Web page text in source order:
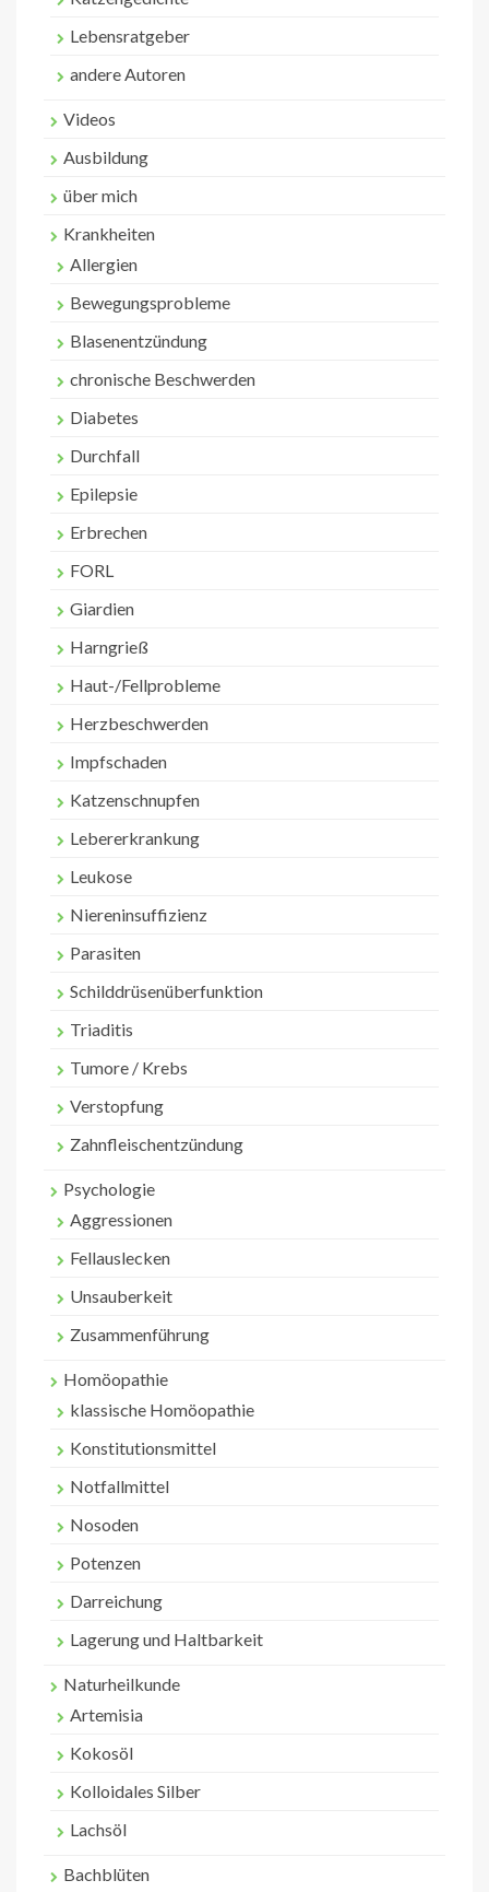
Lebensratgeber
andere Autoren
Videos
Ausbildung
über mich
Krankheiten
Allergien
Bewegungsprobleme
Blasenentzündung
chronische Beschwerden
Diabetes
Durchfall
Epilepsie
Erbrechen
FORL
Giardien
Harngrieß
Haut-/Fellprobleme
Herzbeschwerden
Impfschaden
Katzenschnupfen
Lebererkrankung
Leukose
Niereninsuffizienz
Parasiten
Schilddrüsenüberfunktion
Triaditis
Tumore / Krebs
Verstopfung
Zahnfleischentzündung
Psychologie
Aggressionen
Fellauslecken
Unsauberkeit
Zusammenführung
Homöopathie
klassische Homöopathie
Konstitutionsmittel
Notfallmittel
Nosoden
Potenzen
Darreichung
Lagerung und Haltbarkeit
Naturheilkunde
Artemisia
Kokosöl
Kolloidales Silber
Lachsöl
Bachblüten